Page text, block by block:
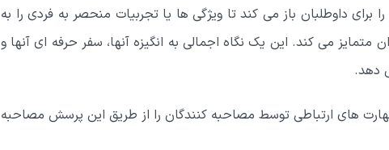
داوطلبان باز می کند تا ویژگی ها یا تجربیات منحصر به فردی را به
متمایز می کند. این یک نگاه اجمالی به انگیزه آنها، سفر حرفه ای آنها و
دهد.
های ارتباطی توسط مصاحبه کنندگان را از طریق این پرسش مصاحبه